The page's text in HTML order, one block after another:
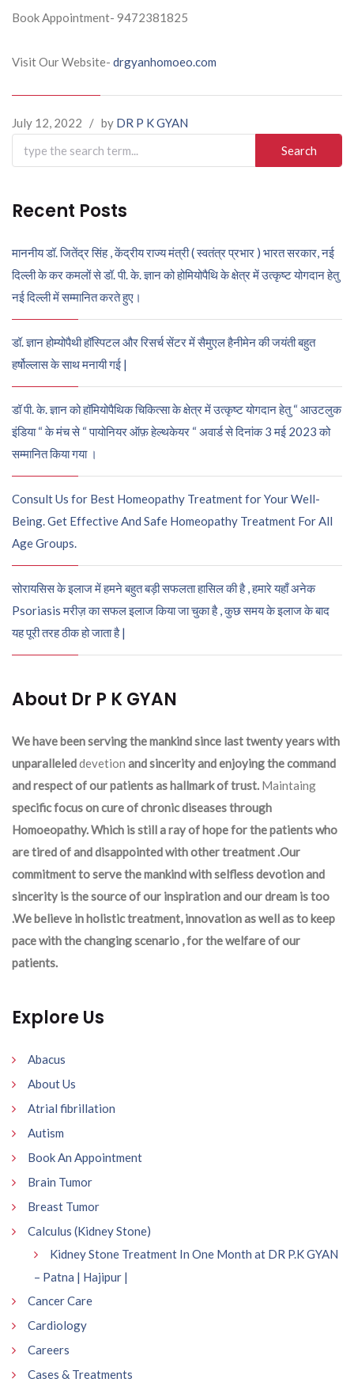
Book Appointment- 9472381825
Visit Our Website- drgyanhomoeo.com
July 12, 2022 / by DR P K GYAN
Search
for:
Recent Posts
माननीय डॉ. जितेंद्र सिंह , केंद्रीय राज्य मंत्री ( स्वतंत्र प्रभार ) भारत सरकार, नई
दिल्ली के कर कमलों से डॉ. पी. के. ज्ञान को होमियोपैथि के क्षेत्र में उत्कृष्ट योगदान हेतु
नई दिल्ली में सम्मानित करते हुए।
डॉ. ज्ञान होम्योपैथी हॉस्पिटल और रिसर्च सेंटर में सैमुएल हैनीमेन की जयंती बहुत
हर्षोल्लास के साथ मनायी गई |
डॉ पी. के. ज्ञान को हॉमियोपैथिक चिकित्सा के क्षेत्र में उत्कृष्ट योगदान हेतु “ आउटलुक
इंडिया “ के मंच से “ पायोनियर ऑफ़ हेल्थकेयर “ अवार्ड से दिनांक 3 मई 2023 को
सम्मानित किया गया ।
Consult Us for Best Homeopathy Treatment for Your Well-
Being. Get Effective And Safe Homeopathy Treatment For All
Age Groups.
सोरायसिस के इलाज में हमने बहुत बड़ी सफलता हासिल की है , हमारे यहाँ अनेक
Psoriasis मरीज़ का सफल इलाज किया जा चुका है , कुछ समय के इलाज के बाद
यह पूरी तरह ठीक हो जाता है |
About Dr P K GYAN
We have been serving the mankind since last twenty years with
unparalleleddevetion and sincerity and enjoying the command
and respect of our patients as hallmark of trust. Maintaing
specific focus on cure of chronic diseases through
Homoeopathy. Which is still a ray of hope for the patients who
are tired of and disappointed with other treatment .Our
commitment to serve the mankind with selfless devotion and
sincerity is the source of our inspiration and our dream is too
.We believe in holistic treatment, innovation as well as to keep
pace with the changing scenario , for the welfare of our
patients.
Explore Us
Abacus
About Us
Atrial fibrillation
Autism
Book An Appointment
Brain Tumor
Breast Tumor
Calculus (Kidney Stone)
Kidney Stone Treatment In One Month at DR P.K GYAN
– Patna | Hajipur |
Cancer Care
Cardiology
Careers
Cases & Treatments